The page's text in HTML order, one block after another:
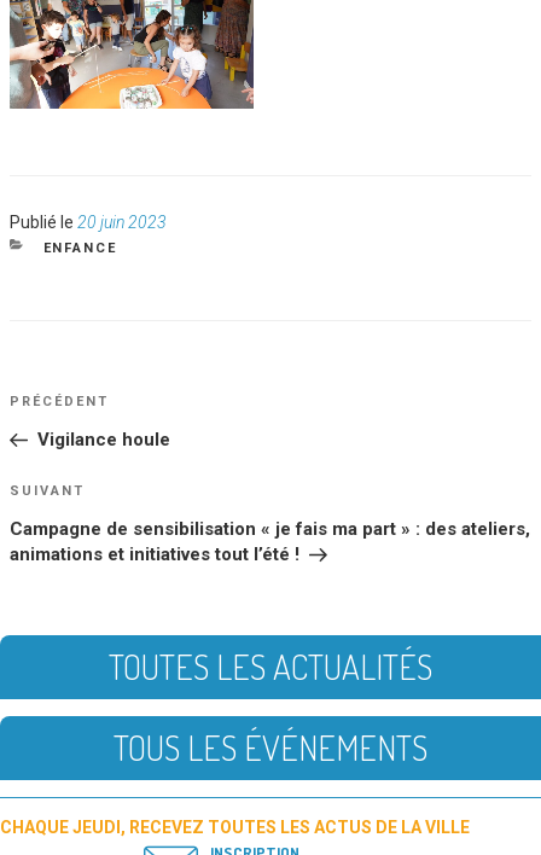
Publié le Publié
le
20 juin 2023
CATÉGORIES
ENFANCE
NAVIGATION
DE
Article
PRÉCÉDENT
Vigilance houle
Article
SUIVANT
Campagne de sensibilisation « je fais ma part » : des ateliers,
animations et initiatives tout l’été !
TOUTES LES ACTUALITÉS
TOUS LES ÉVÉNEMENTS
CHAQUE JEUDI, RECEVEZ TOUTES LES ACTUS DE LA VILLE